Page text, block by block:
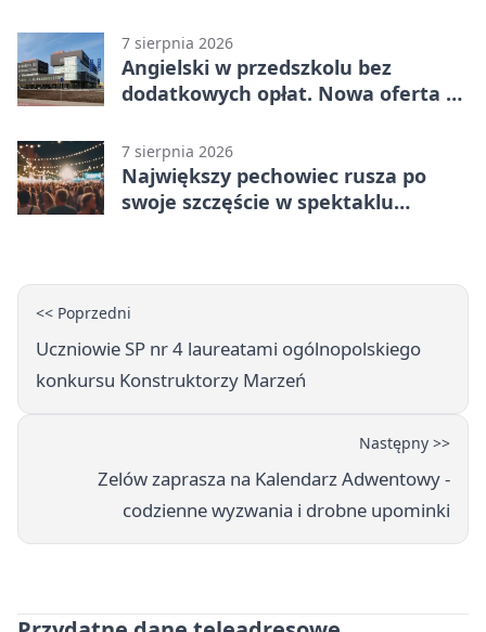
7 sierpnia 2026
Angielski w przedszkolu bez
dodatkowych opłat. Nowa oferta w
7 sierpnia 2026
Największy pechowiec rusza po
swoje szczęście w spektaklu
<< Poprzedni
Uczniowie SP nr 4 laureatami ogólnopolskiego
konkursu Konstruktorzy Marzeń
Następny >>
Zelów zaprasza na Kalendarz Adwentowy -
codzienne wyzwania i drobne upominki